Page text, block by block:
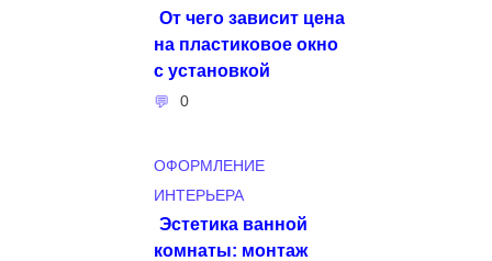
От чего зависит цена
на пластиковое окно
с установкой
0
ОФОРМЛЕНИЕ
ИНТЕРЬЕРА
Эстетика ванной
комнаты: монтаж